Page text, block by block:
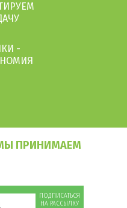
-
ПРИНИМАЕМ